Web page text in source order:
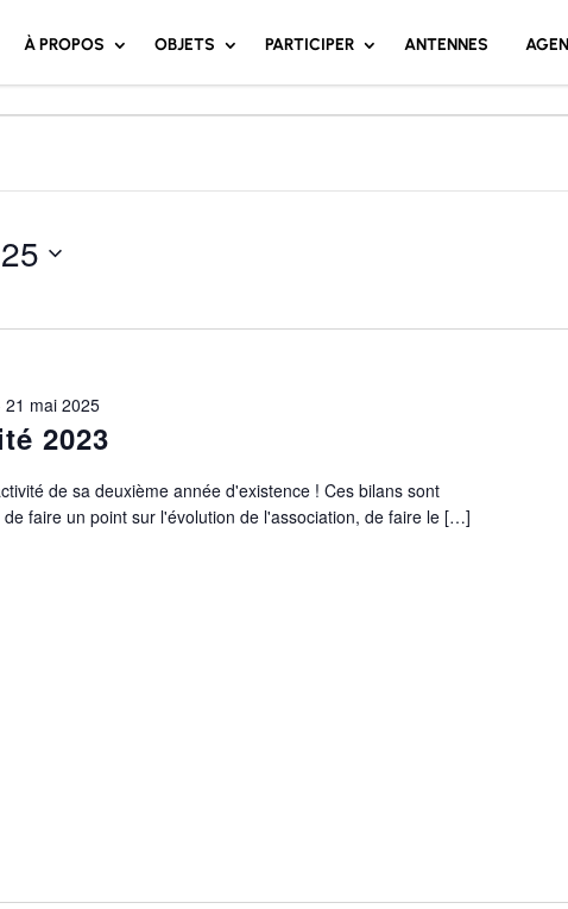
À PROPOS OBJETS PARTICIPER ANTENNES
2023
21 mai 2025
de sa deuxième année d'existence ! Ces bilans sont
faire un point sur l'évolution de l'association, de faire le […]